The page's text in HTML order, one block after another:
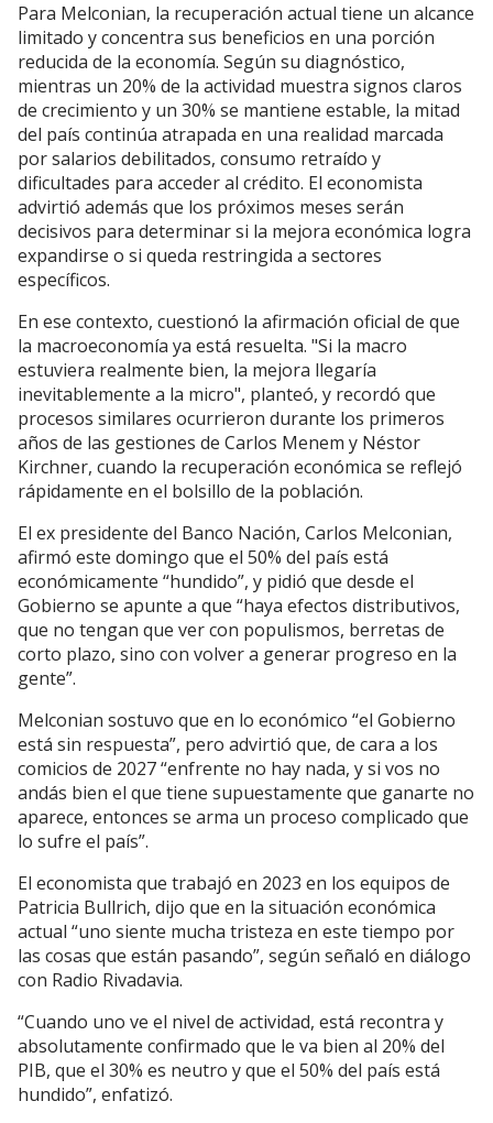
Para Melconian, la recuperación actual tiene un alcance
limitado y concentra sus beneficios en una porción
reducida de la economía. Según su diagnóstico,
mientras un 20% de la actividad muestra signos claros
de crecimiento y un 30% se mantiene estable, la mitad
del país continúa atrapada en una realidad marcada
por salarios debilitados, consumo retraído y
dificultades para acceder al crédito. El economista
advirtió además que los próximos meses serán
decisivos para determinar si la mejora económica logra
expandirse o si queda restringida a sectores
específicos.
En ese contexto, cuestionó la afirmación oficial de que
la macroeconomía ya está resuelta. "Si la macro
estuviera realmente bien, la mejora llegaría
inevitablemente a la micro", planteó, y recordó que
procesos similares ocurrieron durante los primeros
años de las gestiones de Carlos Menem y Néstor
Kirchner, cuando la recuperación económica se reflejó
rápidamente en el bolsillo de la población.
El ex presidente del Banco Nación, Carlos Melconian,
afirmó este domingo que el 50% del país está
económicamente “hundido”, y pidió que desde el
Gobierno se apunte a que “haya efectos distributivos,
que no tengan que ver con populismos, berretas de
corto plazo, sino con volver a generar progreso en la
gente”.
Melconian sostuvo que en lo económico “el Gobierno
está sin respuesta”, pero advirtió que, de cara a los
comicios de 2027 “enfrente no hay nada, y si vos no
andás bien el que tiene supuestamente que ganarte no
aparece, entonces se arma un proceso complicado que
lo sufre el país”.
El economista que trabajó en 2023 en los equipos de
Patricia Bullrich, dijo que en la situación económica
actual “uno siente mucha tristeza en este tiempo por
las cosas que están pasando”, según señaló en diálogo
con Radio Rivadavia.
“Cuando uno ve el nivel de actividad, está recontra y
absolutamente confirmado que le va bien al 20% del
PIB, que el 30% es neutro y que el 50% del país está
hundido”, enfatizó.